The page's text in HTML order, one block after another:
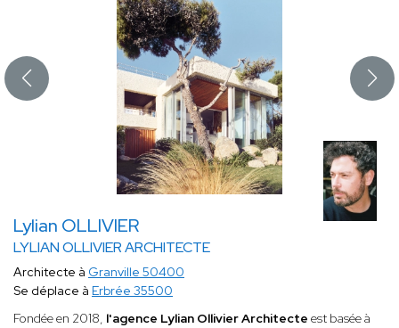
Lylian OLLIVIER
LYLIAN OLLIVIER ARCHITECTE
Architecte à Granville 50400
Se déplace à Erbrée 35500
Fondée en 2018, l'agence Lylian Ollivier Architecte est basée à